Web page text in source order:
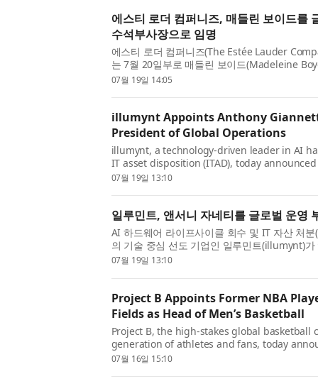
에스티 로더 컴퍼니즈, 매들린 보이드를
수석부사장으로 임명
에스티 로더 컴퍼니즈(The Estée Lauder
는 7월 20일부로 매들린 보이드(Madeleine
션 수석부사장(Senior Vice President, Global
07월 19일 14:05
illumynt Appoints Anthony
President of Global Operations
illumynt, a technology-driven leader in AI
IT asset disposition (ITAD), today
has joined the company as Senior Vice
07월 19일 13:10
일루민트, 앤서니 자네티를 글로벌 운영
AI 하드웨어 라이프사이클 회수 및 IT 자산 처
의 기술 중심 선도 기업인 일루민트(illumynt)
“Tony” Giannetti)가 2026년 7월 13일자로 글
07월 19일 13:10
Project B Appoints Former NBA
Fields as Head of Men’s Basketball
Project B, the high-stakes global
generation of athletes and fans, today
Landry Fields as Head of Men’s
07월 16일 15:10